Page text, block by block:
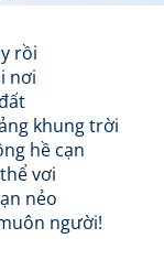
rồi
nơi
khung trời
hề cạn
vơi
nẻo
người!